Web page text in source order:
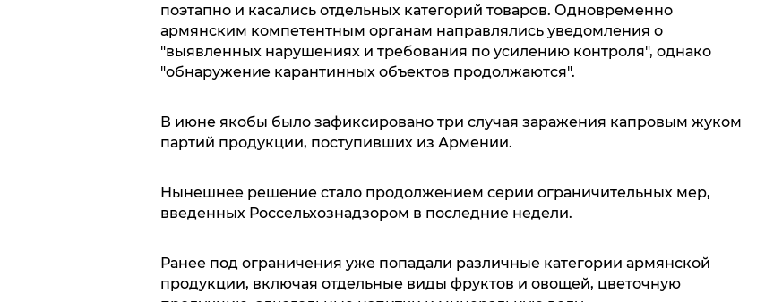
поэтапно и касались отдельных категорий товаров. Одновременно
армянским компетентным органам направлялись уведомления о
"выявленных нарушениях и требования по усилению контроля", однако
"обнаружение карантинных объектов продолжаются".
В июне якобы было зафиксировано три случая заражения капровым жуком
партий продукции, поступивших из Армении.
Нынешнее решение стало продолжением серии ограничительных мер,
введенных Россельхознадзором в последние недели.
Ранее под ограничения уже попадали различные категории армянской
продукции, включая отдельные виды фруктов и овощей, цветочную